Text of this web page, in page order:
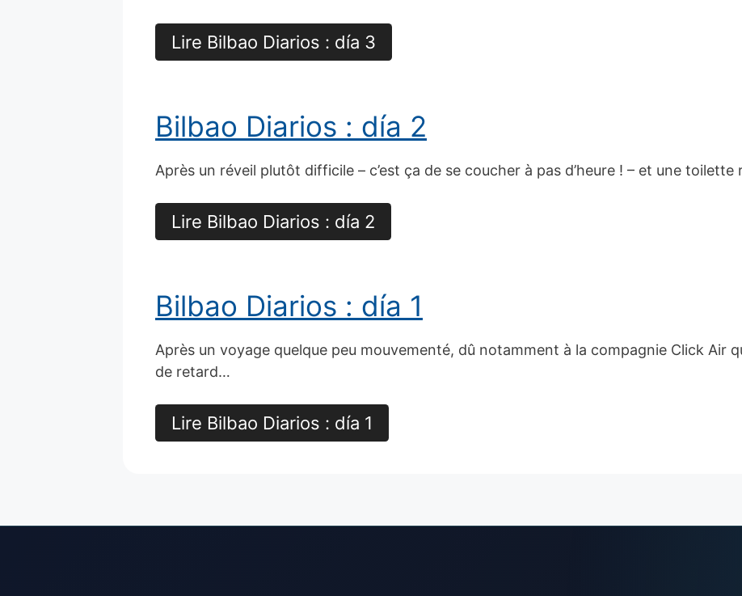
Lire Bilbao Diarios : día 3
Bilbao Diarios : día 2
Après un réveil plutôt difficile – c’est ça de se coucher à pas d’heure ! – et une toilette
Lire Bilbao Diarios : día 2
Bilbao Diarios : día 1
Après un voyage quelque peu mouvementé, dû notamment à la compagnie Click Air
de retard…
Lire Bilbao Diarios : día 1